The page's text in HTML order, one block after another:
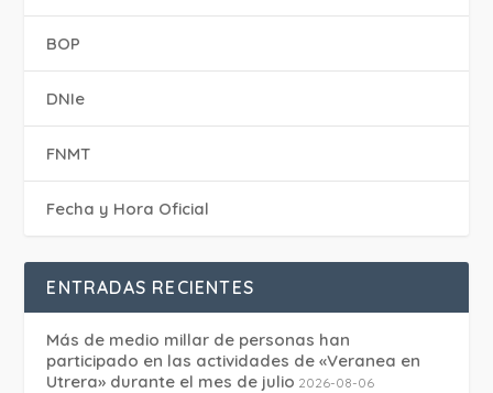
BOP
DNIe
FNMT
Fecha y Hora Oficial
ENTRADAS RECIENTES
Más de medio millar de personas han
participado en las actividades de «Veranea en
Utrera» durante el mes de julio 2026-08-06